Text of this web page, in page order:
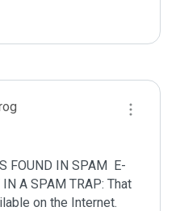
FOUND IN SPAM  E-
A SPAM TRAP: That
on the Internet.